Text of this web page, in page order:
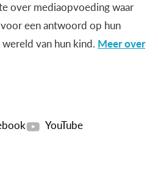
over mediaopvoeding waar
een antwoord op hun
van hun kind. Meer over
YouTube